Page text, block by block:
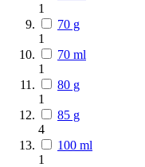
1
70 g
1
70 ml
1
80 g
1
85 g
4
100 ml
1